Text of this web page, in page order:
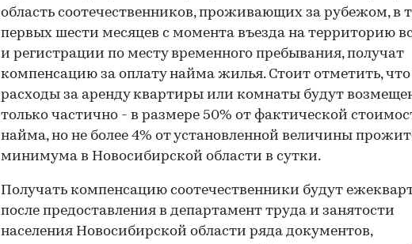
область соотечественников, проживающих за рубежом, в
первых шести месяцев с момента въезда на территорию
и регистрации по месту временного пребывания, получат
компенсацию за оплату найма жилья. Стоит отметить, что
расходы за аренду квартиры или комнаты будут
только частично - в размере 50% от фактической
найма, но не более 4% от установленной величины
минимума в Новосибирской области в сутки.
Получать компенсацию соотечественники будут
после предоставления в департамент труда и занятости
населения Новосибирской области ряда документов,